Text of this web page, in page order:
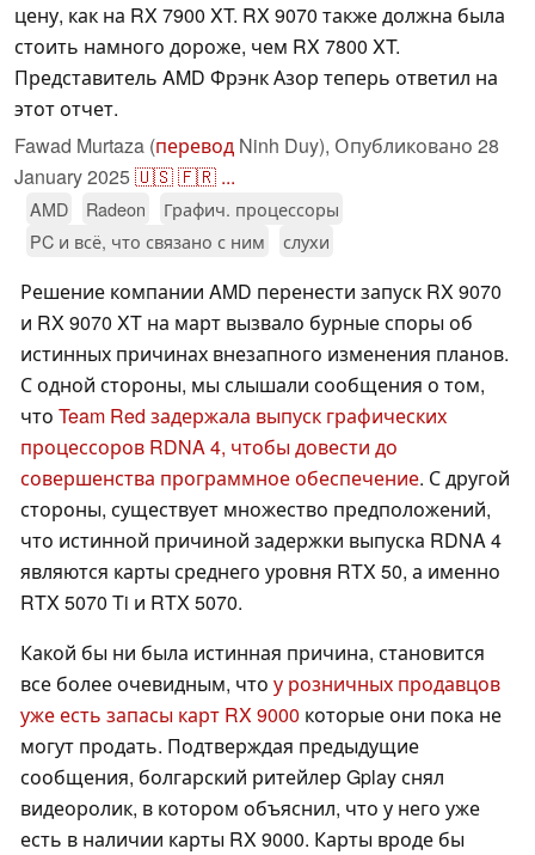
цену, как на RX 7900 XT. RX 9070 также должна была
стоить намного дороже, чем RX 7800 XT.
Представитель AMD Фрэнк Азор теперь ответил на
этот отчет.
Fawad Murtaza (перевод Ninh Duy), Опубликовано 28
January 2025🇺🇸🇫🇷 ...
AMD Radeon
Графич. процессоры
PC и всё, что связано с ним
слухи
Решение компании AMD перенести запуск RX 9070
и RX 9070 XT на март вызвало бурные споры об
истинных причинах внезапного изменения планов.
С одной стороны, мы слышали сообщения о том,
что Team Red задержала выпуск графических
процессоров RDNA 4, чтобы довести до
совершенства программное обеспечение. С другой
стороны, существует множество предположений,
что истинной причиной задержки выпуска RDNA 4
являются карты среднего уровня RTX 50, а именно
RTX 5070 Ti и RTX 5070.
Какой бы ни была истинная причина, становится
все более очевидным, что у розничных продавцов
уже есть запасы карт RX 9000 которые они пока не
могут продать. Подтверждая предыдущие
сообщения, болгарский ритейлер Gplay снял
видеоролик, в котором объяснил, что у него уже
есть в наличии карты RX 9000. Карты вроде бы